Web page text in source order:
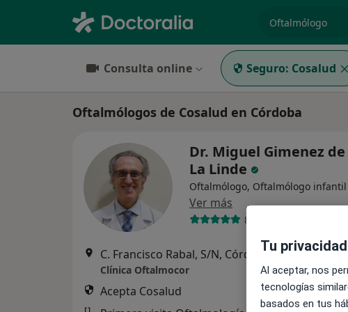
especialidad,
Consulta online Seguro: Cosalud
Oftalmólogos de Cosalud en Córdoba
Dr. Miguel Gimenez de
La Linde
Oftalmólogo, Oftalmólogo infantil
Ver más
854 opiniones
C. Francisco Rabal, S/N, Córdoba• Mapa
Clínica Oftalmocor
Acepta Cosalud
Tu
Al aceptar, nos
tecnologías
basados en tus